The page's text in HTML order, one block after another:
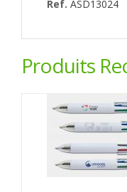
Ref. ASD13024
Produits